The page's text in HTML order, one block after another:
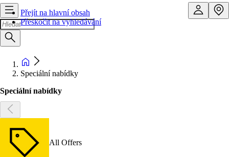
Přejít na hlavní obsah
Přeskočit na vyhledávání
Speciální nabídky
Speciální nabídky
All Offers